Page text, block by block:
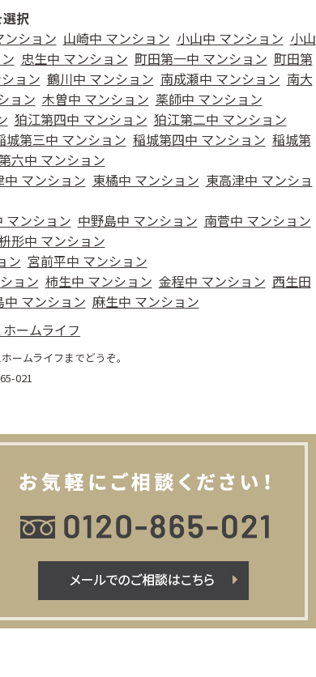
択
ンション 山崎中 マンション 小山中 マンション 小山
忠生中 マンション 町田第一中 マンション 町田第
ョン 鶴川中 マンション 南成瀬中 マンション 南大
ョン 木曽中 マンション 薬師中 マンション
狛江第四中 マンション 狛江第二中 マンション
城第三中 マンション 稲城第四中 マンション 稲城第
六中 マンション
中 マンション 東橘中 マンション 東高津中 マンショ
マンション 中野島中 マンション 南菅中 マンション
形中 マンション
ン 宮前平中 マンション
ョン 柿生中 マンション 金程中 マンション 西生田
中 マンション 麻生中 マンション
ームライフ
ームライフまでどうぞ。
021